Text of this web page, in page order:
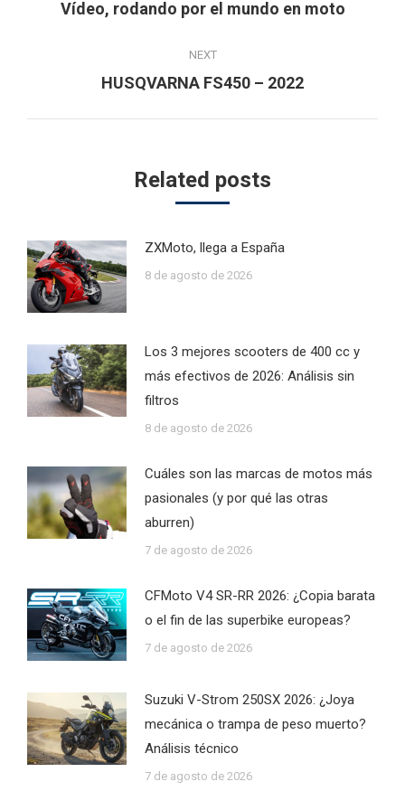
Previous
Vídeo, rodando por el mundo en moto
NEXT
Next
HUSQVARNA FS450 – 2022
Related posts
ZXMoto, llega a España
8 de agosto de 2026
Los 3 mejores scooters de 400 cc y
más efectivos de 2026: Análisis sin
filtros
8 de agosto de 2026
Cuáles son las marcas de motos más
pasionales (y por qué las otras
aburren)
7 de agosto de 2026
CFMoto V4 SR-RR 2026: ¿Copia barata
o el fin de las superbike europeas?
7 de agosto de 2026
Suzuki V-Strom 250SX 2026: ¿Joya
mecánica o trampa de peso muerto?
Análisis técnico
7 de agosto de 2026